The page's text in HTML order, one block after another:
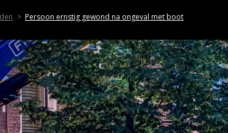
Persoon ernstig gewond na ongeval met boot